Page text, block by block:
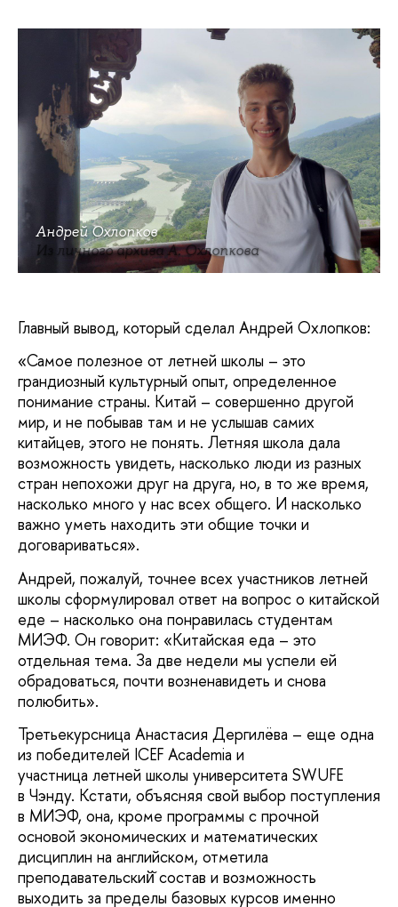
Андрей Охлопков
Из личного архива А. Охлопкова
Главный вывод, который сделал Андрей Охлопков:
«Самое полезное от летней школы – это
грандиозный культурный опыт, определенное
понимание страны. Китай – совершенно другой
мир, и не побывав там и не услышав самих
китайцев, этого не понять. Летняя школа дала
возможность увидеть, насколько люди из разных
стран непохожи друг на друга, но, в то же время,
насколько много у нас всех общего. И насколько
важно уметь находить эти общие точки и
договариваться».
Андрей, пожалуй, точнее всех участников летней
школы сформулировал ответ на вопрос о китайской
еде – насколько она понравилась студентам
МИЭФ. Он говорит: «Китайская еда – это
отдельная тема. За две недели мы успели ей
обрадоваться, почти возненавидеть и снова
полюбить».
Третьекурсница Анастасия Дергилёва – еще одна
из победителей ICEF Academia и
участница летней школы университета SWUFE
в Чэнду. Кстати, объясняя свой выбор поступления
в МИЭФ, она, кроме программы с прочной
основой экономических и математических
дисциплин на английском, отметила
преподавательский̆ состав и возможность
выходить за пределы базовых курсов именно